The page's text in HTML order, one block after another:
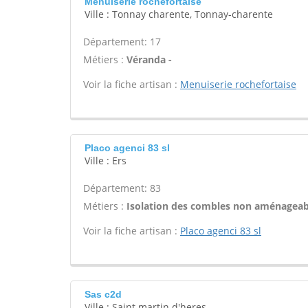
Ville : Tonnay charente, Tonnay-charente
Département: 17
Métiers : Véranda -
Voir la fiche artisan : Menuiserie rochefortaise
Placo agenci 83 sl
Ville : Ers
Département: 83
Métiers : Isolation des combles non
Voir la fiche artisan : Placo agenci 83 sl
Sas c2d